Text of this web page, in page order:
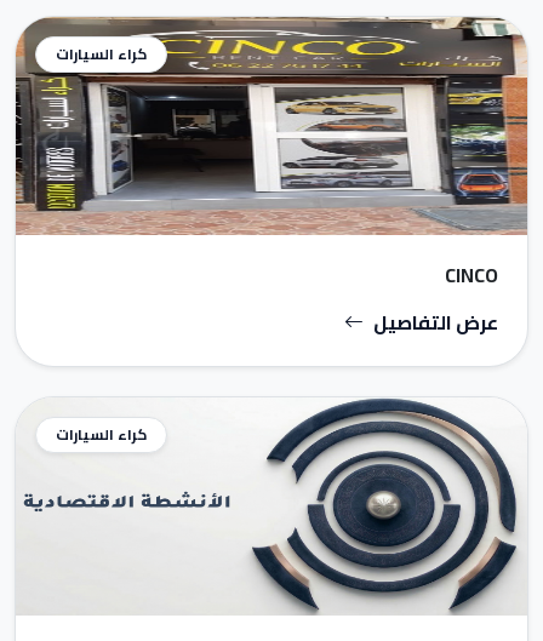
كراء السيارات
CINCO
عرض التفاصيل
كراء السيارات